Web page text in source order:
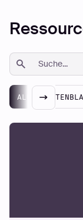
WHITEPAPERS
2026
ALL